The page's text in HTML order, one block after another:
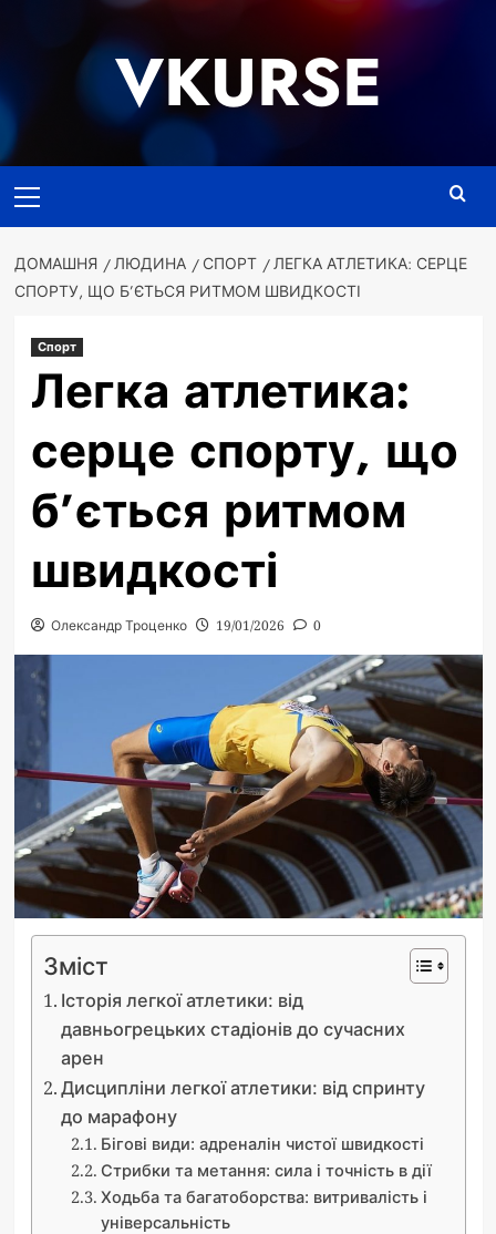
VKURSE
меню
ДОМАШНЯ ЛЮДИНА СПОРТ
ЛЕГКА АТЛЕТИКА: СЕРЦЕ
СПОРТУ, ЩО Б’ЄТЬСЯ РИТМОМ ШВИДКОСТІ
Спорт
Легка атлетика:
серце спорту, що
б’ється ритмом
швидкості
Олександр Троценко 19/01/2026 0
Зміст
Історія легкої атлетики: від
давньогрецьких стадіонів до сучасних
арен
Дисципліни легкої атлетики: від спринту
до марафону
Бігові види: адреналін чистої швидкості
Стрибки та метання: сила і точність в дії
Ходьба та багатоборства: витривалість і
універсальність